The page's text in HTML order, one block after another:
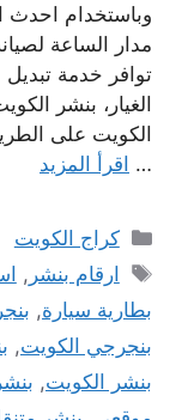
وباستخدام احدث
مدار الساعة
توافر خدمة تبديل
الغيار، بنشر
الكويت على
… اقرأ المزيد
التصنيفات
كراج الكويت
الوسوم
ارقام بنشر ,
بطارية سيارة, بنجر
بنجرجي الكويت,
بنشر الكويت, بنشر